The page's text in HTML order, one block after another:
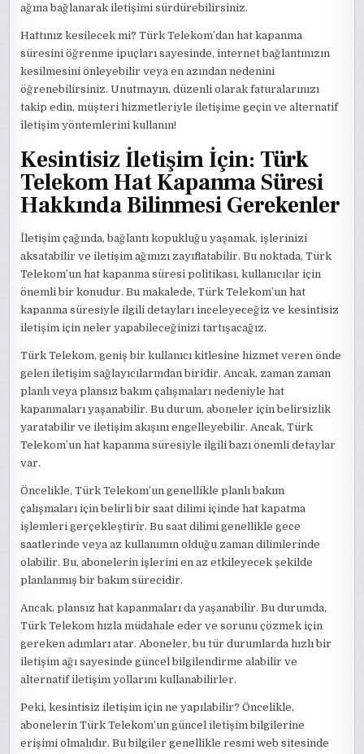
ağına bağlanarak iletişimi sürdürebilirsiniz.
Hattınız kesilecek mi? Türk Telekom’dan hat kapanma
süresini öğrenme ipuçları sayesinde, internet bağlantınızın
kesilmesini önleyebilir veya en azından nedenini
öğrenebilirsiniz. Unutmayın, düzenli olarak faturalarınızı
takip edin, müşteri hizmetleriyle iletişime geçin ve alternatif
iletişim yöntemlerini kullanın!
Kesintisiz İletişim İçin: Türk
Telekom Hat Kapanma Süresi
Hakkında Bilinmesi Gerekenler
İletişim çağında, bağlantı kopukluğu yaşamak, işlerinizi
aksatabilir ve iletişim ağınızı zayıflatabilir. Bu noktada, Türk
Telekom’un hat kapanma süresi politikası, kullanıcılar için
önemli bir konudur. Bu makalede, Türk Telekom’un hat
kapanma süresiyle ilgili detayları inceleyeceğiz ve kesintisiz
iletişim için neler yapabileceğinizi tartışacağız.
Türk Telekom, geniş bir kullanıcı kitlesine hizmet veren önde
gelen iletişim sağlayıcılarından biridir. Ancak, zaman zaman
planlı veya plansız bakım çalışmaları nedeniyle hat
kapanmaları yaşanabilir. Bu durum, aboneler için belirsizlik
yaratabilir ve iletişim akışını engelleyebilir. Ancak, Türk
Telekom’un hat kapanma süresiyle ilgili bazı önemli detaylar
var.
Öncelikle, Türk Telekom’un genellikle planlı bakım
çalışmaları için belirli bir saat dilimi içinde hat kapatma
işlemleri gerçekleştirir. Bu saat dilimi genellikle gece
saatlerinde veya az kullanımın olduğu zaman dilimlerinde
olabilir. Bu, abonelerin işlerini en az etkileyecek şekilde
planlanmış bir bakım sürecidir.
Ancak, plansız hat kapanmaları da yaşanabilir. Bu durumda,
Türk Telekom hızla müdahale eder ve sorunu çözmek için
gereken adımları atar. Aboneler, bu tür durumlarda hızlı bir
iletişim ağı sayesinde güncel bilgilendirme alabilir ve
alternatif iletişim yollarını kullanabilirler.
Peki, kesintisiz iletişim için ne yapılabilir? Öncelikle,
abonelerin Türk Telekom’un güncel iletişim bilgilerine
erişimi olmalıdır. Bu bilgiler genellikle resmi web sitesinde